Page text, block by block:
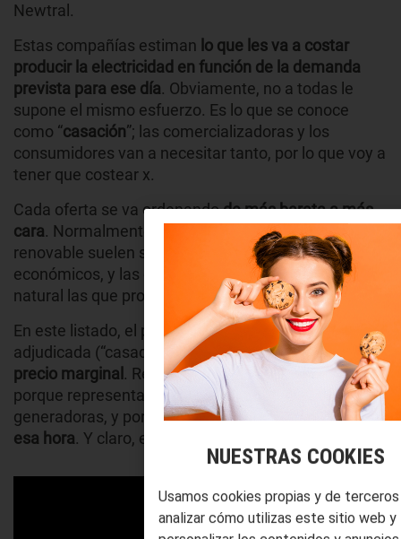
Newtral.
Estas compañías estiman lo que les va a costar
producir la electricidad en función de la demanda
prevista para ese día. Obviamente, no a todas le
supone el mismo esfuerzo. Es lo que se conoce
como “casación”; las comercializadoras y los
consumidores van a necesitar tanto, por lo que voy a
tener que costear x.
Cada oferta se va ordenandode más barata a más
cara. Normalmente las distribuidoras de energía
renovable suelen ser las que ofrecen los precios
económicos, y las dedicadas al carbón y el gas
natural las que proponen las tarifas más altas.
En este listado, el precio de la última oferta
adjudicada (“casada”) es el que se conoce como
precio marginal . Resulta el más determinante
porque representa la tarifa a abonar por todas las
generadoras, y por tantotodos los compradores en
esa hora. Y claro, es el
NUESTRAS COOKIES
Usamos cookies propias y de terceros
analizar cómo utilizas este sitio web y